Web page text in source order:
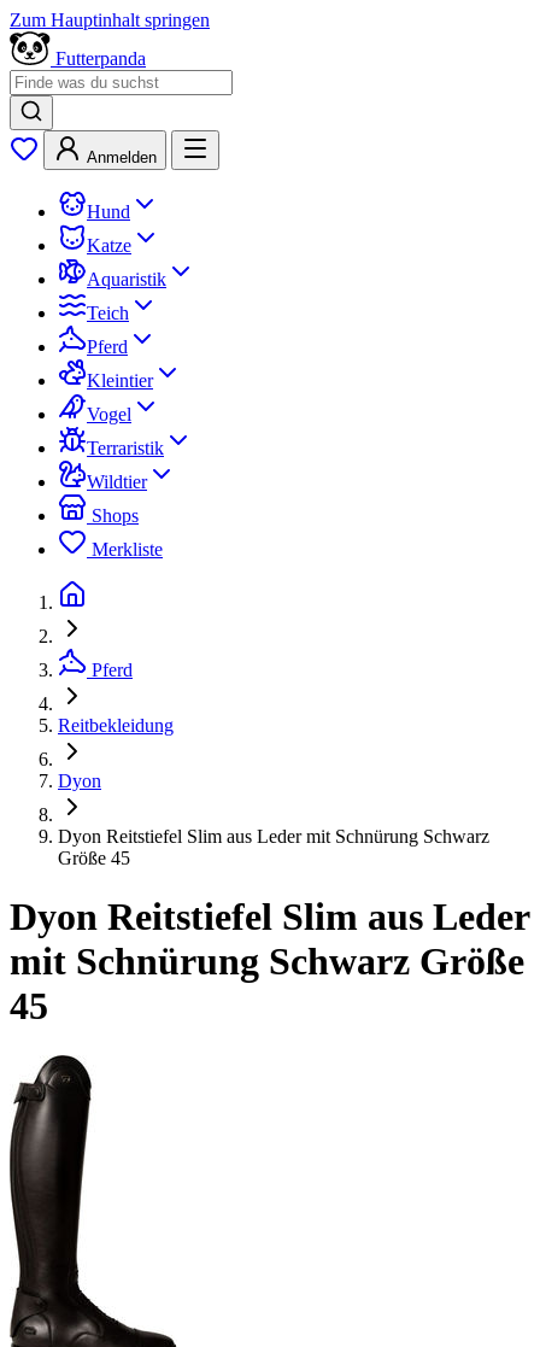
Zum Hauptinhalt springen
Futterpanda
Anmelden
Hund
Katze
Aquaristik
Teich
Pferd
Kleintier
Vogel
Terraristik
Wildtier
Shops
Merkliste
Pferd
Reitbekleidung
Dyon
Dyon Reitstiefel Slim aus Leder mit Schnürung Schwarz
Größe 45
Dyon Reitstiefel Slim aus Leder
mit Schnürung Schwarz Größe
45